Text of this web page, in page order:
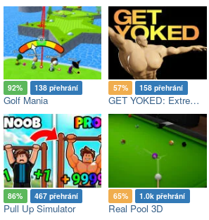
92% 138 přehrání
Golf Mania
57% 158 přehrání
GET YOKED: Extreme Bodybuilding
86% 467 přehrání
Pull Up Simulator
65% 1.0k přehrání
Real Pool 3D